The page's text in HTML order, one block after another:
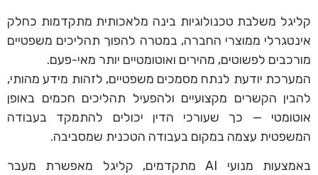
קליגל משלבת טכנולוגיות בינה מלאכותית מתקדמות כחלק
אינטגרלי ממוצרי החברה, במטרה להפוך תהליכים משפטיים
מורכבים לפשוטים, מהירים ואוטומטיים יותר מאי-פעם.
המערכת יודעת לנתח מסמכים משפטיים, לזהות מידע מהותי,
להבין הקשרים מקצועיים ולהפעיל תהליכים חכמים באופן
אוטומטי — כך שעורכי הדין יכולים להתמקד בעבודה
המשפטית עצמה במקום בעבודה הטכנית שמסביבה.
באמצעות מנועי AI מתקדמים, קליגל מאפשרת מעבר